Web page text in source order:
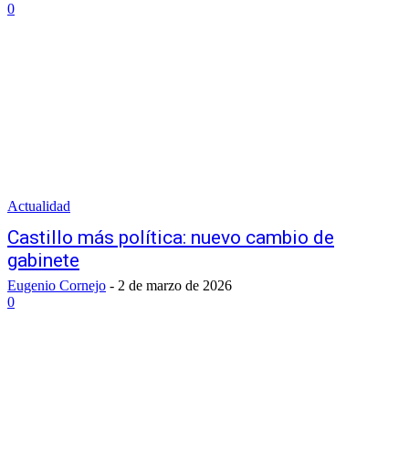
0
Actualidad
Castillo más política: nuevo cambio de
gabinete
Eugenio Cornejo - 2 de marzo de 2026
0